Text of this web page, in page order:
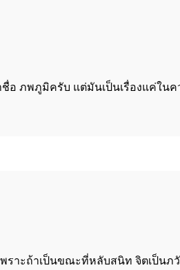
ชื่อ ภพภูมิครับ แต่มันเป็นเรื่องแค่ใ
ะถ้าเป็นขณะที่หลับสนิท จิตเป็นภ